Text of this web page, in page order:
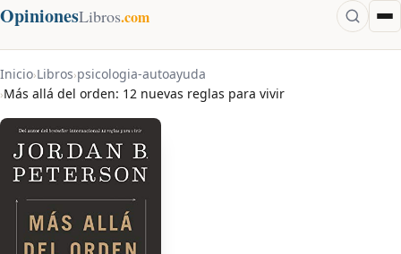
OpinionesLibros.com
Inicio›Libros›psicologia-autoayuda
›Más allá del orden: 12 nuevas reglas para vivir